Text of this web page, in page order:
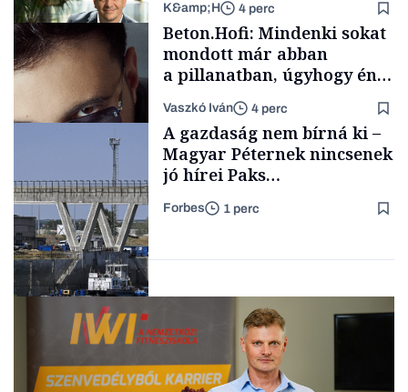
Családi
vállalkozások
TÁMOGATÓI
K&amp;H 4 perc
Forbes-sztori
Beton.Hofi: Mindenki sokat
mondott már abban
a pillanatban, úgyhogy én
a legsarkosabb
gondolataimat akartam
kimondani
Vaszkó Iván 4 perc
A gazdaság nem bírná ki –
Magyar Péternek nincsenek
jó hírei Paks
újraindításáról
Forbes 1 perc